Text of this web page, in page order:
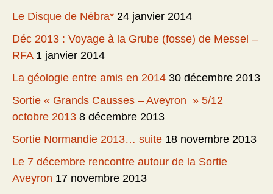
Le Disque de Nébra* 24 janvier 2014
Déc 2013 : Voyage à la Grube (fosse) de Messel –
RFA 1 janvier 2014
La géologie entre amis en 2014 30 décembre 2013
Sortie « Grands Causses – Aveyron » 5/12
octobre 2013 8 décembre 2013
Sortie Normandie 2013… suite 18 novembre 2013
Le 7 décembre rencontre autour de la Sortie
Aveyron 17 novembre 2013